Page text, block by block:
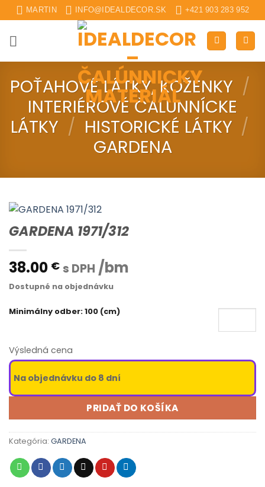
Skip
to
content
MARTIN INFO@IDEALDECOR.SK +421 903 283 952
POŤAHOVÉ LÁTKY, KOŽENKY /
INTERIÉROVÉ ČALUNNÍCKE
LÁTKY / HISTORICKÉ LÁTKY /
GARDENA
GARDENA 1971/312
38.00 € s DPH /bm
Dostupné na objednávku
Minimálny odber: 100 (cm)
Výsledná cena
Na objednávku do 8 dní
PRIDAŤ DO KOŠÍKA
Kategória: GARDENA